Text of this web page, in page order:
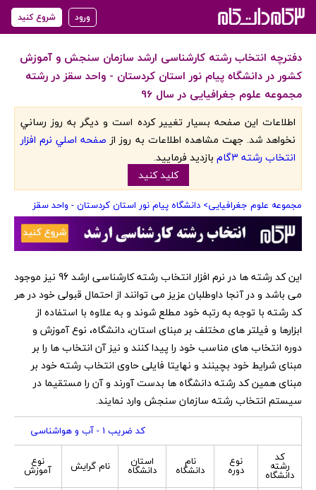
ورود شروع کنید
دفترچه انتخاب رشته کارشناسی ارشد سازمان سنجش و آموزش
کشور در دانشگاه پیام نور استان کردستان - واحد سقز در رشته
مجموعه علوم جغرافیایی در سال 96
اطلاعات اين صفحه بسيار تغيير کرده است و ديگر به روز رساني
نخواهد شد. جهت مشاهده اطلاعات به روز از صفحه اصلي نرم افزار
انتخاب رشته 3گام
بازديد فرماييد.
کليد کنيد
مجموعه علوم جغرافیایی> دانشگاه پیام نور استان کردستان - واحد سقز
‏این کد رشته ها در نرم افزار انتخاب رشته کارشناسی ارشد 96 نیز موجود
می باشد و در آنجا داوطلبان عزیز می توانند از احتمال قبولی خود در هر
کد رشته با توجه به رتبه خود مطلع شوند و به علاوه با استفاده از
ابزارها و فیلتر های مختلف بر مبنای استان، دانشگاه، نوع آموزش و
دوره انتخاب های مناسب خود را پیدا کنند و نیز آن انتخاب ها را بر
مبنای شرایط خود بچینند و نهایتا فایلی حاوی انتخاب رشته خود بر
مبنای همین کد رشته دانشگاه ها بدست آورند و آن را مستقیما در
سیستم انتخاب رشته سازمان سنجش وارد نمایند.
کد ضریب 1 - آب و هواشناسی
کد
رشته
دانشگاه
نوع
دوره
نام
دانشگاه
استان
دانشگاه نام گرایش نوع
آموزش